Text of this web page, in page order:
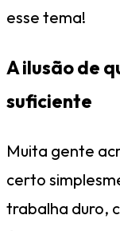
esse tema!
A ilusão de
suficiente
Muita gente
certo
trabalha duro,